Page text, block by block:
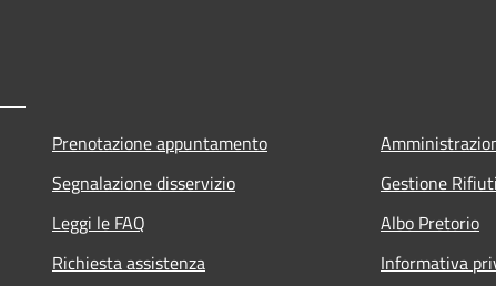
Prenotazione appuntamento
Segnalazione disservizio
Leggi le FAQ
Richiesta assistenza
Gestione Rifiuti
Albo Pretorio
Informativa